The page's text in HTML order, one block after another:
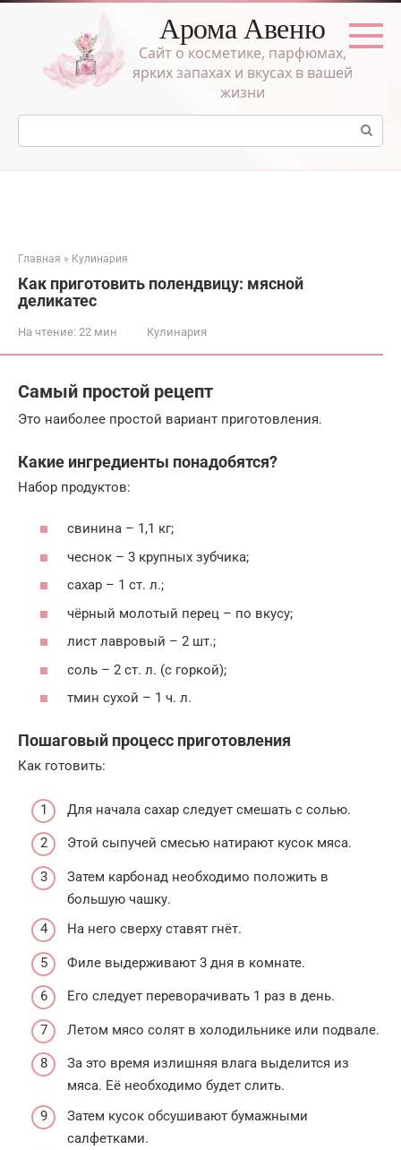
Перейти
Арома Авеню
Сайт о косметике, парфюмах,
ярких запахах и вкусах в вашей
жизни
Поиск:
Главная » Кулинария
Как приготовить полендвицу: мясной
деликатес
На чтение: 22 мин Кулинария
Самый простой рецепт
Это наиболее простой вариант приготовления.
Какие ингредиенты понадобятся?
Набор продуктов:
свинина – 1,1 кг;
чеснок – 3 крупных зубчика;
сахар – 1 ст. л.;
чёрный молотый перец – по вкусу;
лист лавровый – 2 шт.;
соль – 2 ст. л. (с горкой);
тмин сухой – 1 ч. л.
Пошаговый процесс приготовления
Как готовить:
Для начала сахар следует смешать с солью.
Этой сыпучей смесью натирают кусок мяса.
Затем карбонад необходимо положить в
большую чашку.
На него сверху ставят гнёт.
Филе выдерживают 3 дня в комнате.
Его следует переворачивать 1 раз в день.
Летом мясо солят в холодильнике или подвале.
За это время излишняя влага выделится из
мяса. Её необходимо будет слить.
Затем кусок обсушивают бумажными
салфетками.